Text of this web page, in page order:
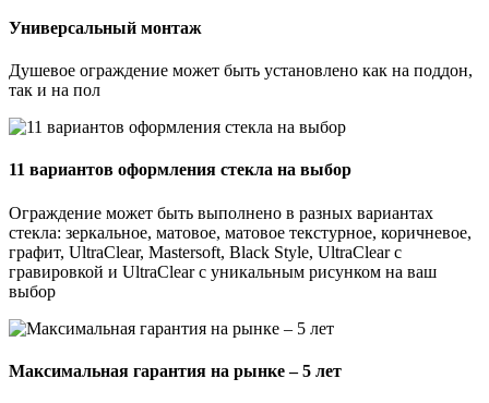
Универсальный монтаж
Душевое ограждение может быть установлено как на поддон,
так и на пол
11 вариантов оформления стекла на выбор
Ограждение может быть выполнено в разных вариантах
стекла: зеркальное, матовое, матовое текстурное, коричневое,
графит, UltraClear, Mastersoft, Black Style, UltraClear с
гравировкой и UltraClear с уникальным рисунком на ваш
выбор
Максимальная гарантия на рынке – 5 лет